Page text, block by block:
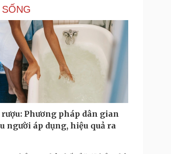
Giá cà phê
Công nghệ
Sành điệu
Tin Công nghệ
Trải nghiệm
Podcast
Câu chuyện thời sự
rượu: Phương pháp dân gian
người áp dụng, hiệu quả ra